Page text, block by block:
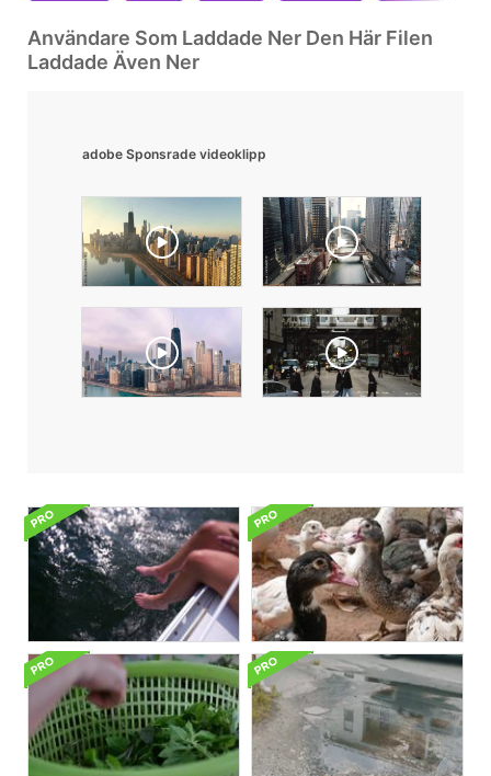
Användare Som Laddade Ner Den Här Filen
Laddade Även Ner
adobe Sponsrade videoklipp